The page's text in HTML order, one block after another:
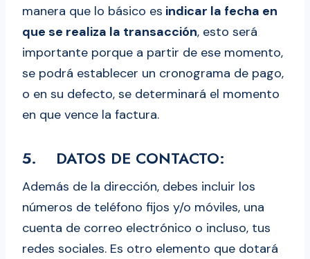
manera que lo básico es indicar la fecha en
que se realiza la transacción, esto será
importante porque a partir de ese momento,
se podrá establecer un cronograma de pago,
o en su defecto, se determinará el momento
en que vence la factura.
5. DATOS DE CONTACTO:
Además de la dirección, debes incluir los
números de teléfono fijos y/o móviles, una
cuenta de correo electrónico o incluso, tus
redes sociales. Es otro elemento que dotará